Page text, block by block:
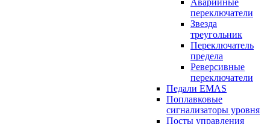
переключатели
Звезда
треугольник
Переключатель
предела
Реверсивные
переключатели
Педали EMAS
Поплавковые
сигнализаторы уровня
Посты управления